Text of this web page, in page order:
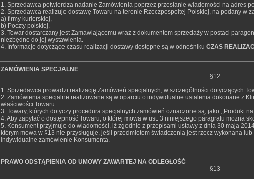
1. Sprzedawca potwierdza nadanie Zamówienia poprzez przesłanie wiadomości na adres
2. Sprzedawca realizuje dostawę Towaru na terenie Rzeczpospoltej Polskiej, na podany w
a) firmy kurierskiej,
b) Poczty polskiej.
3. Towar dostarczany jest Zamawiającemu wraz z dokumentem sprzedaży w postaci
niezbędne do jej wystawienia.
4. Informacje dotyczące czasu realizacji dostawy dostępne są w odnośniku CZAS
ZAMÓWIENIA SPECJALNE
§12
1. Sprzedawca prowadzi realizację Zamówień specjalnych, w szczególności dotyczących
2. Zamówienia specjalne realizowane są w oparciu o indywidualne ustalenia dokonane z
właściwości Towaru.
3. Towary, których dotyczy procedura specjalnych zamówień oznaczone są, jako ,,Produkt
4. Aby zapytać o dostępność Towaru, o której mowa w ust. 3 niniejszego paragrafu można
5. Konsument przyjmuje do wiadomości, iż zgodnie z przepisami ustawy z dnia 30 maja
którym mowa w §13 nie przysługuje, jeśli przedmiotem świadczenia jest rzecz wykonana
indywidualne zamówienie Konsumenta.
PRAWO ODSTĄPIENIA OD UMOWY ZAWARTEJ NA ODLEGŁOŚĆ
§13